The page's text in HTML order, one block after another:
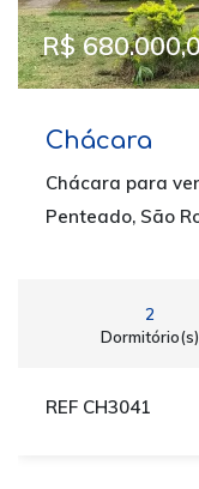
R$
Chácara
Chácara para
Penteado, São
2
Dormitório(s)
REF CH3041